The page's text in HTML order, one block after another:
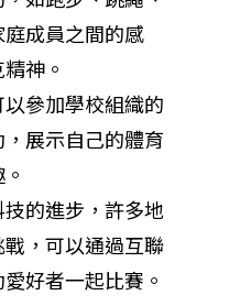
成員之間的感
神。
以參加學校組織的
展示自己的體育
的進步，許多地
，可以通過互聯
好者一起比賽。